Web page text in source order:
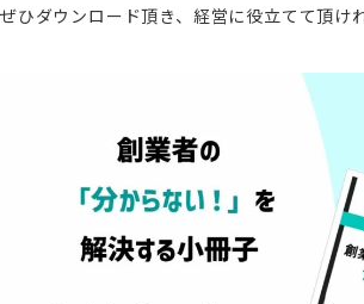
ぜひダウンロード頂き、経営に役立てて頂け